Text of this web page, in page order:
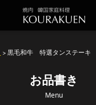
> 黒毛和牛 特選タンステーキ
お品書き
Menu